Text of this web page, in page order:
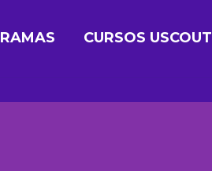
RAMAS CURSOS USCOUT